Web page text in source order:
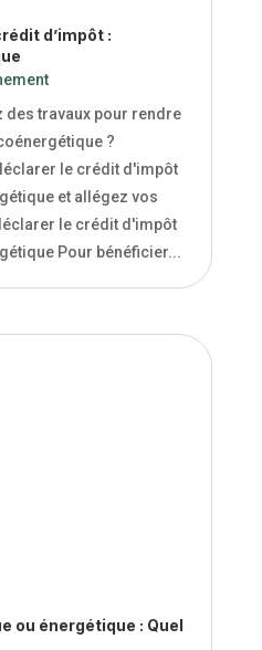
des travaux pour rendre
?